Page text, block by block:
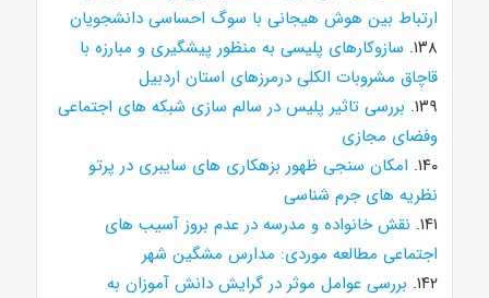
ارتباط بین هوش هیجانی با سوگ احساسی دانشجویان
۱۳۸. سازوکارهای پلیسی به منظور پیشگیری و مبارزه با
قاچاق مشروبات الکلی درمرزهای استان اردبیل
۱۳۹. بررسی تاثیر پلیس در سالم سازی شبکه های اجتماعی
وفضای مجازی
۱۴۰. امکان سنجی ظهور بزهکاری های سایبری در پرتو
نظریه های جرم شناسی
۱۴۱. نقش خانواده و مدرسه در عدم بروز آسیب های
اجتماعی مطالعه موردی: مدارس مشگین شهر
۱۴۲. بررسی عوامل موثر در گرایش دانش آموزان به